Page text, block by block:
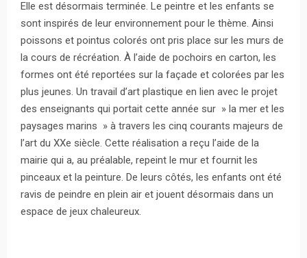
Elle est désormais terminée. Le peintre et les enfants se
sont inspirés de leur environnement pour le thème. Ainsi
poissons et pointus colorés ont pris place sur les murs de
la cours de récréation. À l’aide de pochoirs en carton, les
formes ont été reportées sur la façade et colorées par les
plus jeunes. Un travail d’art plastique en lien avec le projet
des enseignants qui portait cette année sur » la mer et les
paysages marins » à travers les cinq courants majeurs de
l’art du XXe siècle. Cette réalisation a reçu l’aide de la
mairie qui a, au préalable, repeint le mur et fournit les
pinceaux et la peinture. De leurs côtés, les enfants ont été
ravis de peindre en plein air et jouent désormais dans un
espace de jeux chaleureux.